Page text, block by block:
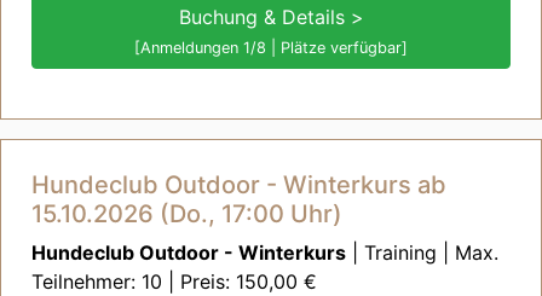
Buchung & Details >
[Anmeldungen 1/8 | Plätze verfügbar]
Hundeclub Outdoor - Winterkurs ab
15.10.2026 (Do., 17:00 Uhr)
Hundeclub Outdoor - Winterkurs | Training | Max.
Teilnehmer: 10 | Preis: 150,00 €